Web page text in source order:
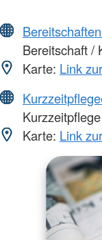
Bereitschaft /
Karte: Link
Karte: Link